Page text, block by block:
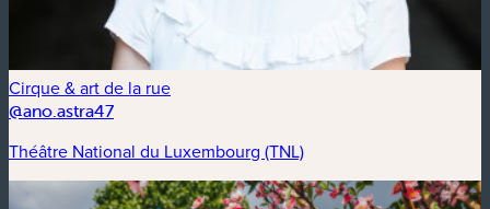
Cirque & art de la rue
@ano.astra47
Théâtre National du Luxembourg (TNL)